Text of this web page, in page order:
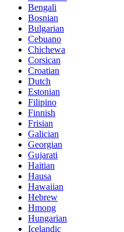
Bengali
Bosnian
Bulgarian
Cebuano
Chichewa
Corsican
Croatian
Dutch
Estonian
Filipino
Finnish
Frisian
Galician
Georgian
Gujarati
Haitian
Hausa
Hawaiian
Hebrew
Hmong
Hungarian
Icelandic